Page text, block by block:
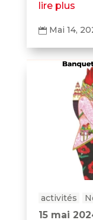
lire plus
 Mai 14,
activités
15 mai